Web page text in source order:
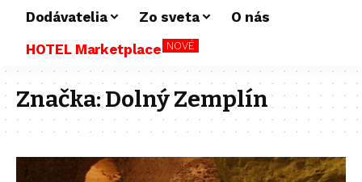
Dodávatelia
Zo sveta
O nás
HOTEL Marketplace NOVÉ
Značka:Dolný Zemplín